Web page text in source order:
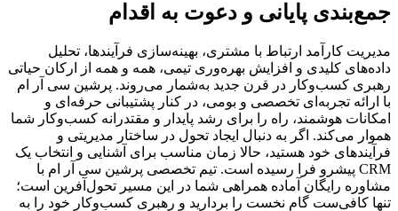
جمع‌بندی پایانی و دعوت به اقدام
مدیریت کارآمد ارتباط با مشتری، بهینه‌سازی فرآیندها، تحلیل
داده‌های کلیدی و افزایش بهره‌وری تیمی، همه و همه از ارکان حیاتی
رهبری کسب‌وکار در قرن جدید به‌شمار می‌روند. پرشین سی آر ام
با ارائه تجربه‌ای تخصصی و بومی، در کنار پشتیبانی حرفه‌ای و
امکانات هوشمند، راه را برای رشد پایدار و مقتدرانه کسب‌وکار شما
هموار می‌کند. اگر به دنبال ایجاد تحول در ساختار مدیریتی و
فرآیندهای خود هستید، حالا زمان مناسب برای آشنایی و انتخاب یک
CRM پیشرو فرا رسیده است. تیم تخصصی پرشین سی آر ام با
مشاوره رایگان آماده همراهی شما در این مسیر تحول‌آفرین است؛
تنها کافی‌ست گام نخست را بردارید و رهبری کسب‌وکار خود را به